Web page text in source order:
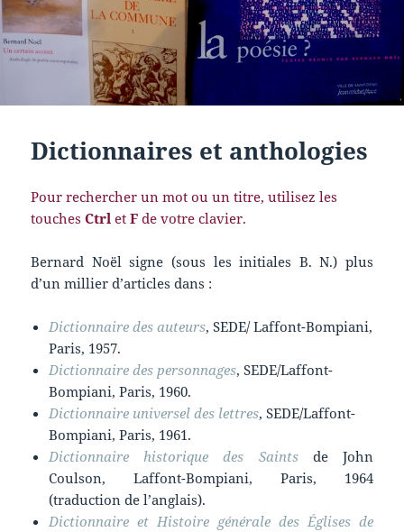
Dictionnaires et anthologies
Pour rechercher un mot ou un titre, utilisez les
touchesCtrl etF de votre clavier.
Bernard Noël signe (sous les initiales B. N.) plus
d’un millier d’articles dans :
Dictionnaire des auteurs, SEDE/ Laffont-Bompiani,
Paris, 1957.
Dictionnaire des personnages, SEDE/Laffont-
Bompiani, Paris, 1960.
Dictionnaire universel des lettres, SEDE/Laffont-
Bompiani, Paris, 1961.
Dictionnaire historique des Saintsde John
Coulson, Laffont-Bompiani, Paris, 1964
(traduction de l’anglais).
Dictionnaire et Histoire générale des Églises de